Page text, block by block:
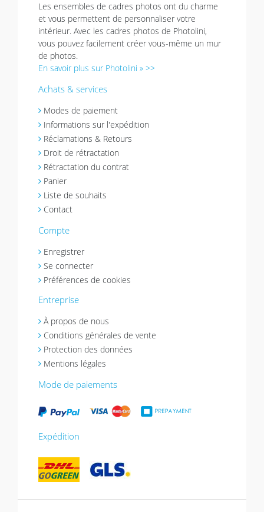
Les ensembles de cadres photos ont du charme
et vous permettent de personnaliser votre
intérieur. Avec les cadres photos de Photolini,
vous pouvez facilement créer vous-même un mur
de photos.
En savoir plus sur Photolini » >>
Achats & services
Modes de paiement
Informations sur l'expédition
Réclamations & Retours
Droit de rétractation
Rétractation du contrat
Panier
Liste de souhaits
Contact
Compte
Enregistrer
Se connecter
Préférences de cookies
Entreprise
À propos de nous
Conditions générales de vente
Protection des données
Mentions légales
Mode de paiements
Expédition